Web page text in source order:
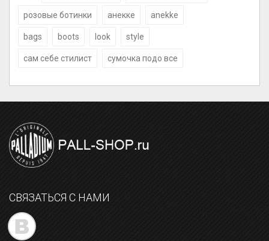
розовые ботинки анекке anekke
bags boots look style
сам себе стилист сумочка подо все
СВЯЗАТЬСЯ С НАМИ